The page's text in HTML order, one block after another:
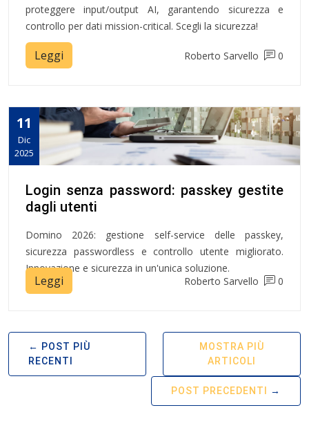
proteggere input/output AI, garantendo sicurezza e
controllo per dati mission-critical. Scegli la sicurezza!
Leggi Roberto Sarvello 0
11
Dic
2025
Login senza password: passkey gestite
dagli utenti
Domino 2026: gestione self-service delle passkey,
sicurezza passwordless e controllo utente migliorato.
Innovazione e sicurezza in un'unica soluzione.
Leggi Roberto Sarvello 0
POST PIÙ
RECENTI
MOSTRA PIÙ
ARTICOLI
POST PRECEDENTI